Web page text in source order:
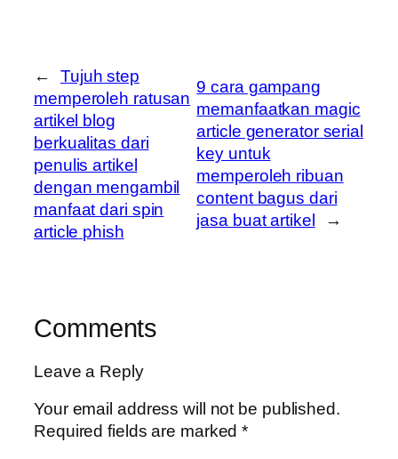
←
Tujuh step
memperoleh ratusan
artikel blog
berkualitas dari
penulis artikel
dengan mengambil
manfaat dari spin
article phish
9 cara gampang
memanfaatkan magic
article generator serial
key untuk
memperoleh ribuan
content bagus dari
jasa buat artikel
→
Comments
Leave a Reply
Your email address will not be published.
Required fields are marked*